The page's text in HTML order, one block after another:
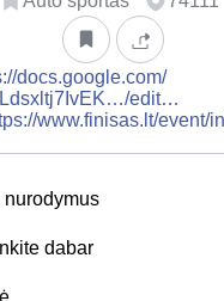
docs.google.com/
edit…
www.finisas.lt/event/
nurodymus
dabar